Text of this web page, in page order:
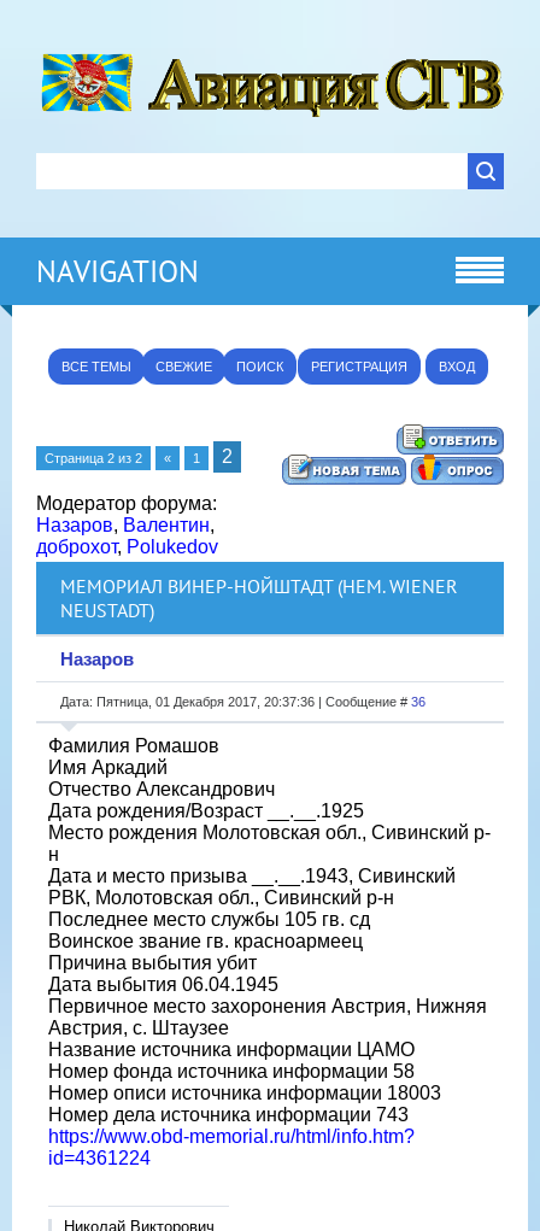
NAVIGATION
ВСЕ ТЕМЫ СВЕЖИЕ ПОИСК РЕГИСТРАЦИЯ ВХОД
Страница 2 из 2 « 1 2
Модератор форума:
Назаров, Валентин,
доброхот, Polukedov
МЕМОРИАЛ ВИНЕР-НОЙШТАДТ (НЕМ. WIENER
NEUSTADT)
Назаров
Дата: Пятница, 01 Декабря 2017, 20:37:36 | Сообщение # 36
Фамилия Ромашов
Имя Аркадий
Отчество Александрович
Дата рождения/Возраст __.__.1925
Место рождения Молотовская обл., Сивинский р-
н
Дата и место призыва __.__.1943, Сивинский
РВК, Молотовская обл., Сивинский р-н
Последнее место службы 105 гв. сд
Воинское звание гв. красноармеец
Причина выбытия убит
Дата выбытия 06.04.1945
Первичное место захоронения Австрия, Нижняя
Австрия, с. Штаузее
Название источника информации ЦАМО
Номер фонда источника информации 58
Номер описи источника информации 18003
Номер дела источника информации 743
https://www.obd-memorial.ru/html/info.htm?
id=4361224
Николай Викторович